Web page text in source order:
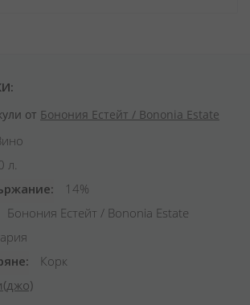
от Бонония Естейт / Bononia Estate
л.
14%
Бонония Естейт / Bononia Estate
Корк